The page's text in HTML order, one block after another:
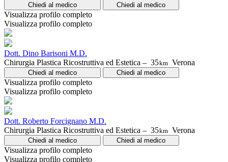
Chiedi al medico Chiedi al medico
Visualizza profilo completo
Visualizza profilo completo
Dott. Dino Barisoni M.D.
Chirurgia Plastica Ricostruttiva ed Estetica – 35km Verona
Chiedi al medico Chiedi al medico
Visualizza profilo completo
Visualizza profilo completo
Dott. Roberto Forcignano M.D.
Chirurgia Plastica Ricostruttiva ed Estetica – 35km Verona
Chiedi al medico Chiedi al medico
Visualizza profilo completo
Visualizza profilo completo